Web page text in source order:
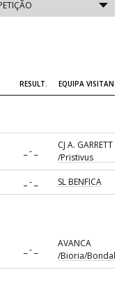
RESULT. EQUIPA VISITANTE
_ - _
CJ A. GARRETT
/Pristivus
_ - _ SL BENFICA
_ - _
AVANCA
/Bioria/Bondalti